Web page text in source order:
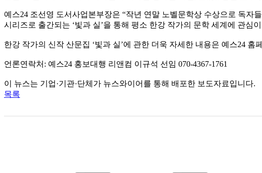
예스24 조선영 도서사업본부장은 “작년 연말 노벨문학상 수상으로 독자
시리즈로 출간되는 ‘빛과 실’을 통해 평소 한강 작가의 문학 세계에 관
한강 작가의 신작 산문집 ‘빛과 실’에 관한 더욱 자세한 내용은 예스24 홈
언론연락처: 예스24 홍보대행 리앤컴 이규석 선임 070-4367-1761
이 뉴스는 기업·기관·단체가 뉴스와이어를 통해 배포한 보도자료입니다.
목록